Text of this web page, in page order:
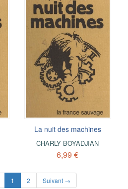
La nuit des machines
CHARLY BOYADJIAN
6,99 €
1 (current)
2 Suivant →